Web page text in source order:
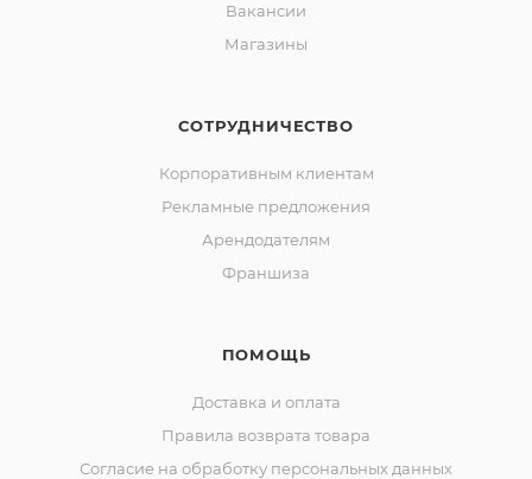
Вакансии
Магазины
СОТРУДНИЧЕСТВО
Корпоративным клиентам
Рекламные предложения
Арендодателям
Франшиза
ПОМОЩЬ
Доставка и оплата
Правила возврата товара
Согласие на обработку персональных данных